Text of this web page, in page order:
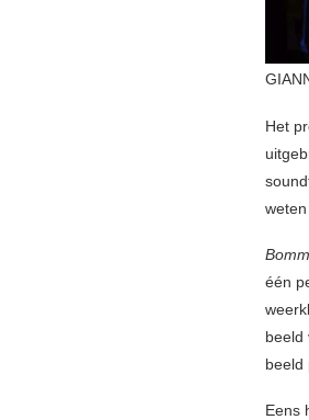
Het
één
beeld
beeld
Eens